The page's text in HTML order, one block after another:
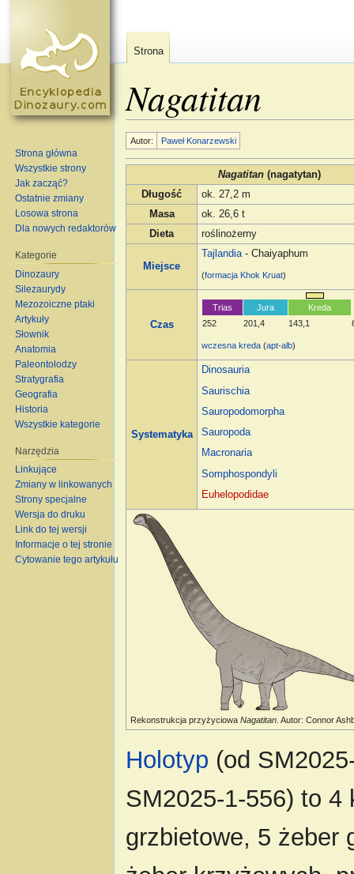
Nagatitan
Autor: Paweł Konarzewski
Nagatitan(nagatytan)
Długość
ok. 27,2 m
Masa
ok. 26,6 t
Dieta
roślinożerny
Miejsce
Tajlandia- Chaiyaphum
(formacja Khok Kruat)
Czas
Trias
252
Jura
201,4
Kreda
143,1
wczesna kreda (apt-alb)
Systematyka
Dinosauria
Saurischia
Sauropodomorpha
Sauropoda
Macronaria
Somphospondyli
Euhelopodidae
Rekonstrukcja przyżyciowaNagatitan . Autor: Connor
Holotyp (od
SM2025-1-556) to 4
grzbietowe, 5 żeber
Strona
Strona główna
Wszystkie strony
Jak zacząć?
Ostatnie zmiany
Losowa strona
Dla nowych redaktorów
Kategorie
Dinozaury
Silezaurydy
Mezozoiczne ptaki
Artykuły
Słownik
Anatomia
Paleontolodzy
Stratygrafia
Geografia
Historia
Wszystkie kategorie
Narzędzia
Linkujące
Zmiany w linkowanych
Strony specjalne
Wersja do druku
Link do tej wersji
Informacje o tej stronie
Cytowanie tego artykułu